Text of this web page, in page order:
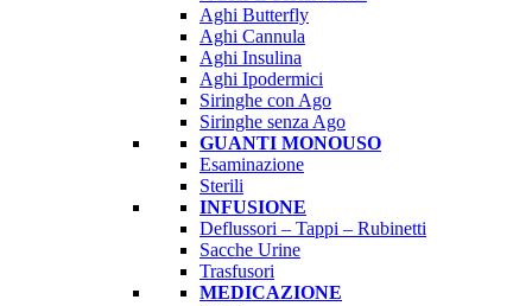
Aghi Butterfly
Aghi Cannula
Aghi Insulina
Aghi Ipodermici
Siringhe con Ago
Siringhe senza Ago
GUANTI MONOUSO
Esaminazione
Sterili
INFUSIONE
Deflussori – Tappi – Rubinetti
Sacche Urine
Trasfusori
MEDICAZIONE